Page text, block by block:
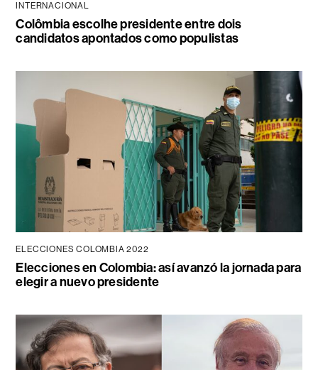
INTERNACIONAL
Colômbia escolhe presidente entre dois
candidatos apontados como populistas
ELECCIONES COLOMBIA 2022
Elecciones en Colombia: así avanzó la jornada para
elegir a nuevo presidente